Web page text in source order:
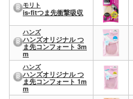
モリト
is-fitつま先衝撃吸収
ハンズ
ハンズオリジナル つ
ま先コンフォート 3m
m
ハンズ
ハンズオリジナル つ
ま先コンフォート 1m
m